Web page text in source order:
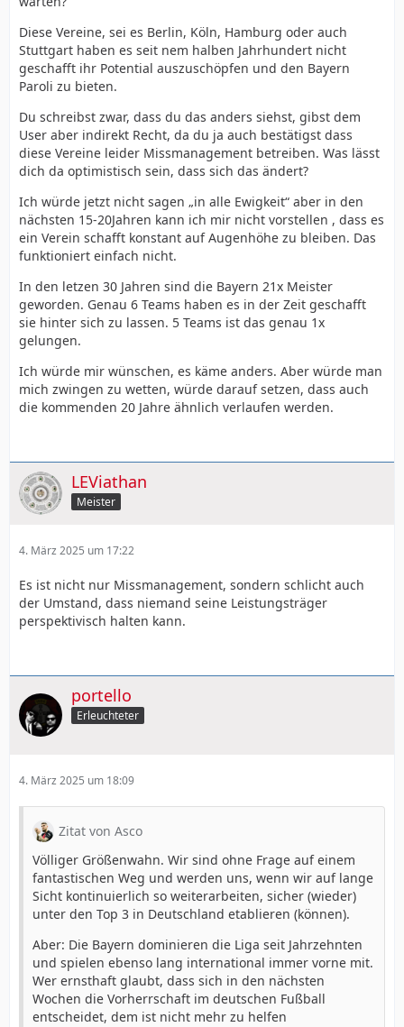
Diese Vereine, sei es Berlin, Köln, Hamburg oder auch
Stuttgart haben es seit nem halben Jahrhundert nicht
geschafft ihr Potential auszuschöpfen und den Bayern
Paroli zu bieten.
Du schreibst zwar, dass du das anders siehst, gibst dem
User aber indirekt Recht, da du ja auch bestätigst dass
diese Vereine leider Missmanagement betreiben. Was lässt
dich da optimistisch sein, dass sich das ändert?
Ich würde jetzt nicht sagen „in alle Ewigkeit“ aber in den
nächsten 15-20Jahren kann ich mir nicht vorstellen , dass es
ein Verein schafft konstant auf Augenhöhe zu bleiben. Das
funktioniert einfach nicht.
In den letzen 30 Jahren sind die Bayern 21x Meister
geworden. Genau 6 Teams haben es in der Zeit geschafft
sie hinter sich zu lassen. 5 Teams ist das genau 1x
gelungen.
Ich würde mir wünschen, es käme anders. Aber würde man
mich zwingen zu wetten, würde darauf setzen, dass auch
die kommenden 20 Jahre ähnlich verlaufen werden.
LEViathan
Meister
4. März 2025 um 17:22
Es ist nicht nur Missmanagement, sondern schlicht auch
der Umstand, dass niemand seine Leistungsträger
perspektivisch halten kann.
portello
Erleuchteter
4. März 2025 um 18:09
Zitat von Asco
Völliger Größenwahn. Wir sind ohne Frage auf einem
fantastischen Weg und werden uns, wenn wir auf lange
Sicht kontinuierlich so weiterarbeiten, sicher (wieder)
unter den Top 3 in Deutschland etablieren (können).
Aber: Die Bayern dominieren die Liga seit Jahrzehnten
und spielen ebenso lang international immer vorne mit.
Wer ernsthaft glaubt, dass sich in den nächsten
Wochen die Vorherrschaft im deutschen Fußball
entscheidet, dem ist nicht mehr zu helfen